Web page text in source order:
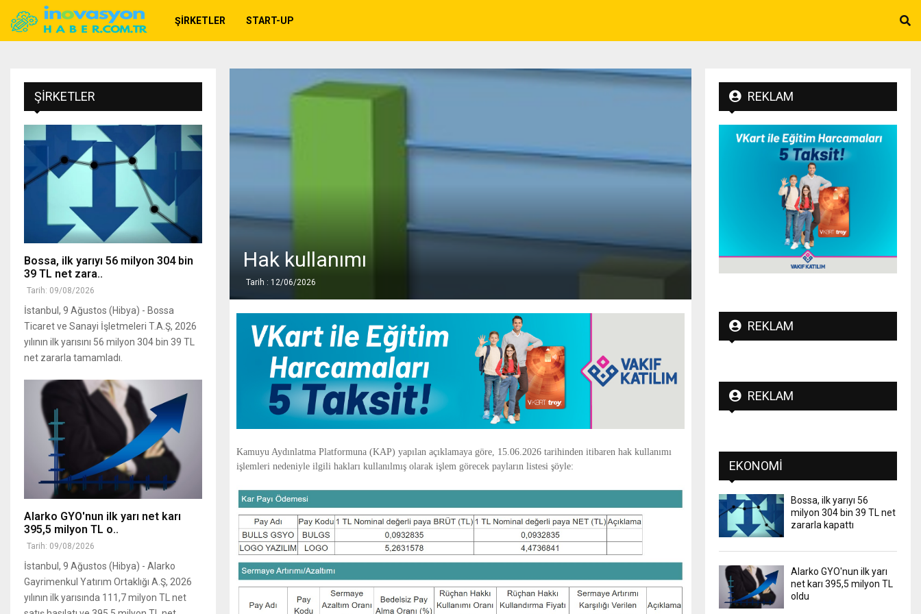
ŞIRKETLER START-UP
Hak kullanımı
Tarih : 12/06/2026
Kamuyu Aydınlatma Platformuna (KAP) yapılan açıklamaya göre, 15.06.2026 tarihinden itibaren hak kullanımı
işlemleri nedeniyle ilgili hakları kullanılmış olarak işlem görecek payların listesi şöyle:
ŞIRKETLER
Bossa, ilk yarıyı 56 milyon 304 bin
39 TL net zara..
Tarih: 09/08/2026
İstanbul, 9 Ağustos (Hibya) - Bossa
Ticaret ve Sanayi İşletmeleri T.A.Ş, 2026
yılının ilk yarısını 56 milyon 304 bin 39 TL
net zararla tamamladı.
Alarko GYO'nun ilk yarı net karı
395,5 milyon TL o..
Tarih: 09/08/2026
İstanbul, 9 Ağustos (Hibya) - Alarko
Gayrimenkul Yatırım Ortaklığı A.Ş, 2026
yılının ilk yarısında 111,7 milyon TL net
REKLAM
REKLAM
REKLAM
EKONOMI
Bossa, ilk yarıyı 56
milyon 304 bin 39 TL net
zararla kapattı
Alarko GYO'nun ilk yarı
net karı 395,5 milyon TL
oldu